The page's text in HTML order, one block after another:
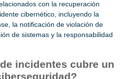
con la recuperación
cibernético, incluyendo la
la notificación de violación de
de sistemas y la responsabilidad
incidentes cubre un